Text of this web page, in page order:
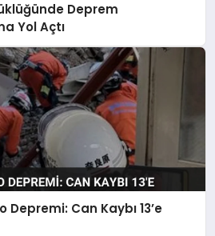
Deprem
Yol Açtı
Can Kaybı 13’e